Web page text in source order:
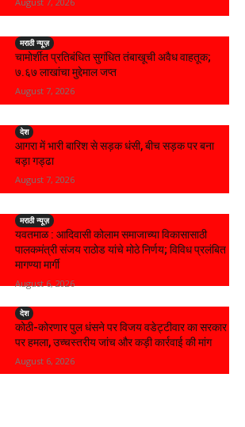
मराठी न्यूज़
चामोर्शीत प्रतिबंधित सुगंधित तंबाखूची अवैध वाहतूक;
₹७.६७ लाखांचा मुद्देमाल जप्त
August 7, 2026
देश
आगरा में भारी बारिश से सड़क धंसी, बीच सड़क पर बना
बड़ा गड्ढा
August 7, 2026
मराठी न्यूज़
यवतमाळ : आदिवासी कोलाम समाजाच्या विकासासाठी
पालकमंत्री संजय राठोड यांचे मोठे निर्णय; विविध प्रलंबित
मागण्या मार्गी
August 6, 2026
देश
कोठी-कोरणार पुल धंसने पर विजय वडेट्टीवार का सरकार
पर हमला, उच्चस्तरीय जांच और कड़ी कार्रवाई की मांग
August 6, 2026